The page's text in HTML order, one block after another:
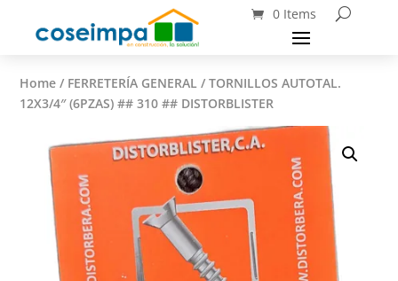
0 Items
Home / FERRETERÍA GENERAL / TORNILLOS AUTOTAL.
12X3/4″ (6PZAS) ## 310 ## DISTORBLISTER